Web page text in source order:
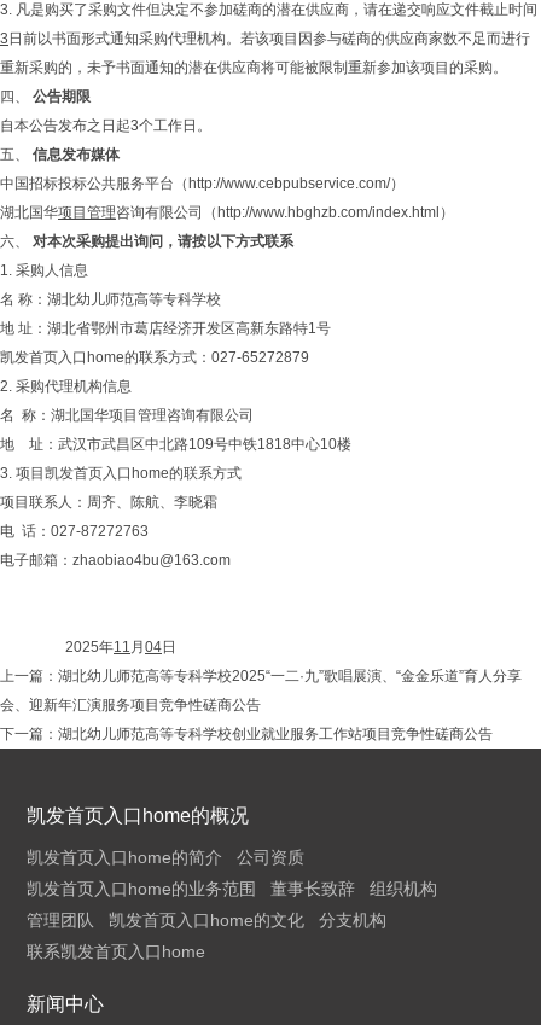
3. 凡是购买了采购文件但决定不参加磋商的潜在供应商，请在递交响应文件截止时间
3 日前以书面形式通知采购代理机构。若该项目因参与磋商的供应商家数不足而进行
重新采购的，未予书面通知的潜在供应商将可能被限制重新参加该项目的采购。
四、 公告期限
自本公告发布之日起3个工作日。
五、 信息发布媒体
中国招标投标公共服务平台（http://www.cebpubservice.com/）
湖北国华项目管理咨询有限公司（http://www.hbghzb.com/index.html）
六、 对本次采购提出询问，请按以下方式联系
1. 采购人信息
名 称：湖北幼儿师范高等专科学校
地 址：湖北省鄂州市葛店经济开发区高新东路特1号
凯发首页入口home的联系方式：027-65272879
2. 采购代理机构信息
名 称：湖北国华项目管理咨询有限公司
地 址：武汉市武昌区中北路109号中铁1818中心10楼
3. 项目凯发首页入口home的联系方式
项目联系人：周齐、陈航、李晓霜
电 话：027-87272763
电子邮箱： zhaobiao4bu@163.com
2025年11 月 04日
上一篇： 湖北幼儿师范高等专科学校2025“一二·九”歌唱展演、“金金乐道”育人分享
会、迎新年汇演服务项目竞争性磋商公告
下一篇： 湖北幼儿师范高等专科学校创业就业服务工作站项目竞争性磋商公告
凯发首页入口home的概况
凯发首页入口home的简介
公司资质
凯发首页入口home的业务范围
董事长致辞
组织机构
管理团队
凯发首页入口home的文化
分支机构
联系凯发首页入口home
新闻中心